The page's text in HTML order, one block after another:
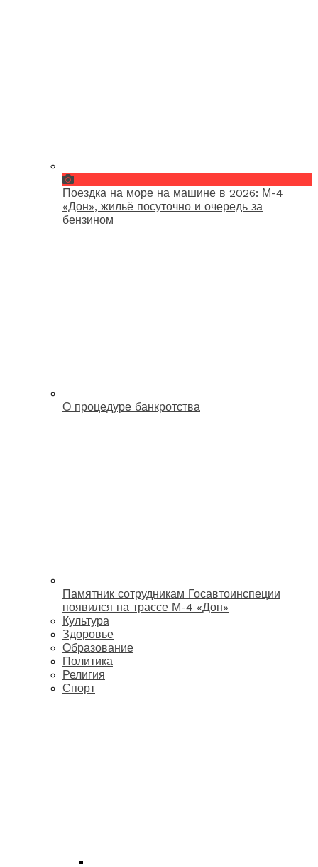
Поездка на море на машине в 2026: М-4
«Дон», жильё посуточно и очередь за
бензином
О процедуре банкротства
Памятник сотрудникам Госавтоинспеции
появился на трассе М-4 «Дон»
Культура
Здоровье
Образование
Политика
Религия
Спорт